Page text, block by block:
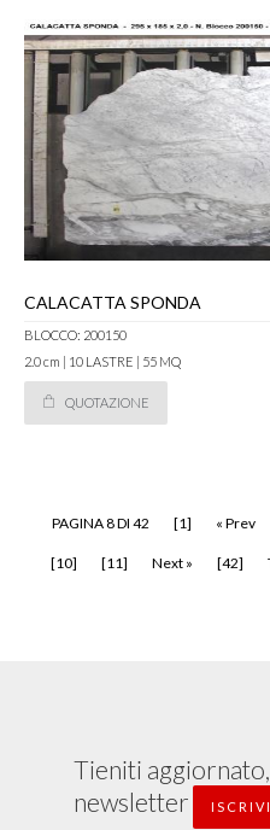
CALACATTA SPONDA
BLOCCO: 200150
2.0 cm | 10 LASTRE | 55 MQ
QUOTAZIONE
PAGINA 8 DI 42 [1] « Prev
[10] [11] Next » [42]
Tieniti
newsletter